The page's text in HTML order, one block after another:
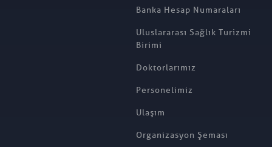
Banka Hesap Numaraları
Uluslararası Sağlık Turizmi
Birimi
Doktorlarımız
Personelimiz
Ulaşım
Organizasyon Şeması